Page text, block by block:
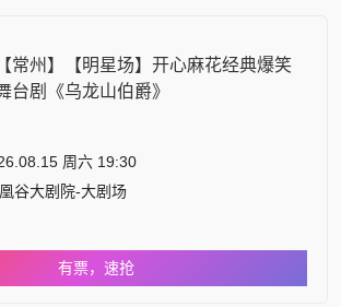
【常州】【明星场】开心麻花经典爆笑
台剧《乌龙山伯爵》
周六 19:30
谷大剧院-大剧场
有票，速抢